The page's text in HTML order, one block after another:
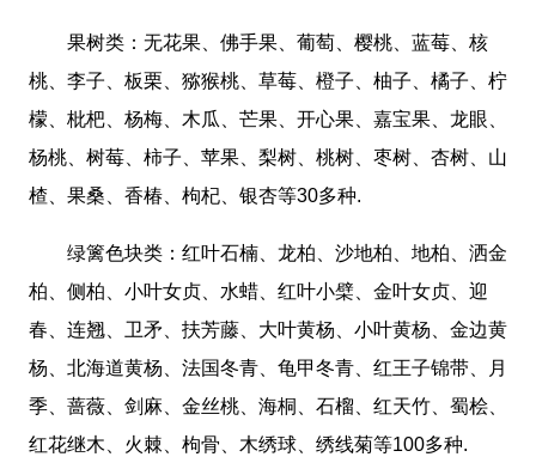
果树类：无花果、佛手果、葡萄、樱桃、蓝莓、核
桃、李子、板栗、猕猴桃、草莓、橙子、柚子、橘子、柠
檬、枇杷、杨梅、木瓜、芒果、开心果、嘉宝果、龙眼、
杨桃、树莓、柿子、苹果、梨树、桃树、枣树、杏树、山
楂、果桑、香椿、枸杞、银杏等30多种.
绿篱色块类：红叶石楠、龙柏、沙地柏、地柏、洒金
柏、侧柏、小叶女贞、水蜡、红叶小檗、金叶女贞、迎
春、连翘、卫矛、扶芳藤、大叶黄杨、小叶黄杨、金边黄
杨、北海道黄杨、法国冬青、龟甲冬青、红王子锦带、月
季、蔷薇、剑麻、金丝桃、海桐、石榴、红天竹、蜀桧、
红花继木、火棘、枸骨、木绣球、绣线菊等100多种.